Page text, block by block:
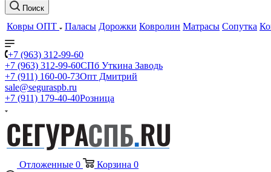
Поиск
Ковры ОПТ Паласы Дорожки Ковролин Матрасы Сопутка
+7 (963) 312-99-60
+7 (963) 312-99-60СПб Уткина Заводь
+7 (911) 160-00-73Опт Дмитрий
sale@seguraspb.ru
+7 (911) 179-40-40Розница
Отложенные 0 Корзина 0